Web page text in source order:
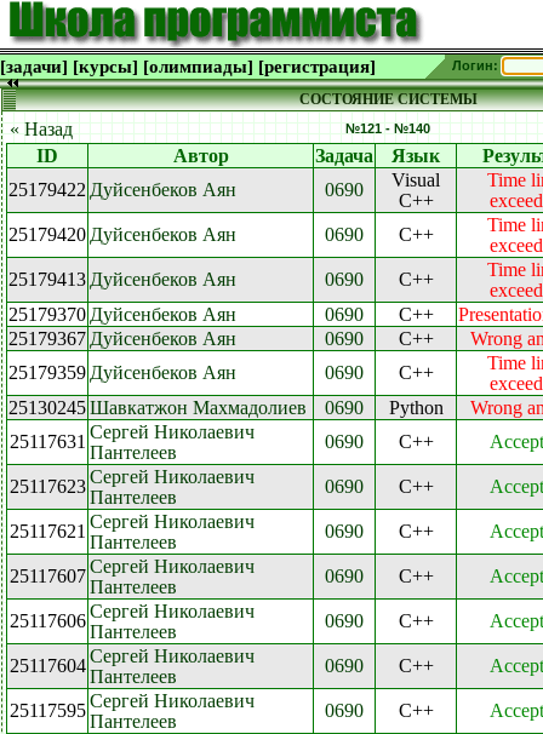
[задачи] [курсы] [олимпиады] [регистрация] Логин:
СОСТОЯНИЕ СИСТЕМЫ
« Назад №121 - №140
ID Автор Задача Язык
25179422 Дуйсенбеков Аян 0690
Visual
C++
Time
25179420 Дуйсенбеков Аян 0690 C++
Time
25179413 Дуйсенбеков Аян 0690 C++
Time
25179370 Дуйсенбеков Аян 0690 C++
25179367 Дуйсенбеков Аян 0690 C++
Wrong
25179359 Дуйсенбеков Аян 0690 C++
Time
25130245Шавкатжон Махмадолиев 0690 Python
Wrong
25117631 Сергей Николаевич
Пантелеев
0690 C++
25117623 Сергей Николаевич
Пантелеев
0690 C++
25117621 Сергей Николаевич
Пантелеев
0690 C++
25117607 Сергей Николаевич
Пантелеев
0690 C++
25117606 Сергей Николаевич
Пантелеев
0690 C++
25117604 Сергей Николаевич
Пантелеев
0690 C++
25117595 Сергей Николаевич
Пантелеев
0690 C++